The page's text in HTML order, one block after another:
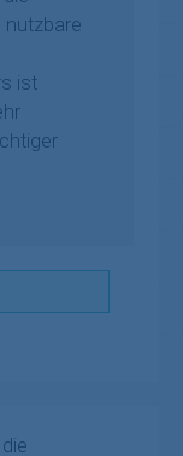
nutzbare
ist